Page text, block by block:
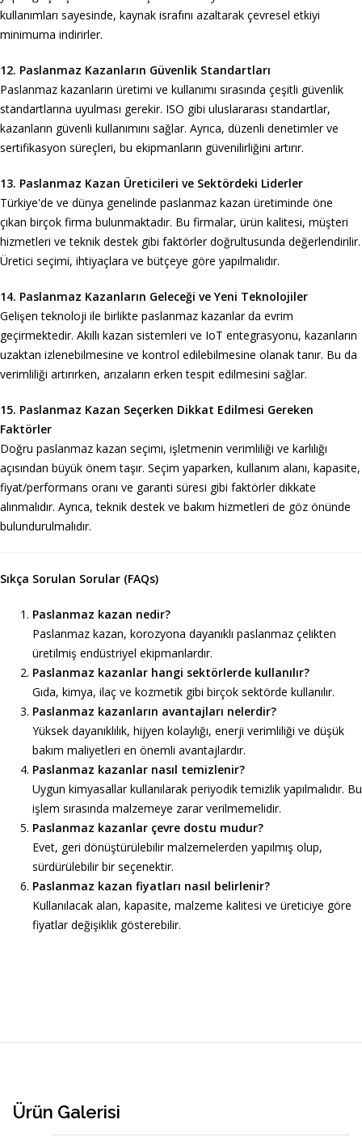
kullanımları sayesinde, kaynak israfını azaltarak çevresel etkiyi
minimuma indirirler.
12. Paslanmaz Kazanların Güvenlik Standartları
Paslanmaz kazanların üretimi ve kullanımı sırasında çeşitli güvenlik
standartlarına uyulması gerekir. ISO gibi uluslararası standartlar,
kazanların güvenli kullanımını sağlar. Ayrıca, düzenli denetimler ve
sertifikasyon süreçleri, bu ekipmanların güvenilirliğini artırır.
13. Paslanmaz Kazan Üreticileri ve Sektördeki Liderler
Türkiye'de ve dünya genelinde paslanmaz kazan üretiminde öne
çıkan birçok firma bulunmaktadır. Bu firmalar, ürün kalitesi, müşteri
hizmetleri ve teknik destek gibi faktörler doğrultusunda değerlendirilir.
Üretici seçimi, ihtiyaçlara ve bütçeye göre yapılmalıdır.
14. Paslanmaz Kazanların Geleceği ve Yeni Teknolojiler
Gelişen teknoloji ile birlikte paslanmaz kazanlar da evrim
geçirmektedir. Akıllı kazan sistemleri ve IoT entegrasyonu, kazanların
uzaktan izlenebilmesine ve kontrol edilebilmesine olanak tanır. Bu da
verimliliği artırırken, arızaların erken tespit edilmesini sağlar.
15. Paslanmaz Kazan Seçerken Dikkat Edilmesi Gereken
Faktörler
Doğru paslanmaz kazan seçimi, işletmenin verimliliği ve karlılığı
açısından büyük önem taşır. Seçim yaparken, kullanım alanı, kapasite,
fiyat/performans oranı ve garanti süresi gibi faktörler dikkate
alınmalıdır. Ayrıca, teknik destek ve bakım hizmetleri de göz önünde
bulundurulmalıdır.
Sıkça Sorulan Sorular (FAQs)
Paslanmaz kazan nedir?
Paslanmaz kazan, korozyona dayanıklı paslanmaz çelikten
üretilmiş endüstriyel ekipmanlardır.
Paslanmaz kazanlar hangi sektörlerde kullanılır?
Gıda, kimya, ilaç ve kozmetik gibi birçok sektörde kullanılır.
Paslanmaz kazanların avantajları nelerdir?
Yüksek dayanıklılık, hijyen kolaylığı, enerji verimliliği ve düşük
bakım maliyetleri en önemli avantajlardır.
Paslanmaz kazanlar nasıl temizlenir?
Uygun kimyasallar kullanılarak periyodik temizlik yapılmalıdır. Bu
işlem sırasında malzemeye zarar verilmemelidir.
Paslanmaz kazanlar çevre dostu mudur?
Evet, geri dönüştürülebilir malzemelerden yapılmış olup,
sürdürülebilir bir seçenektir.
Paslanmaz kazan fiyatları nasıl belirlenir?
Kullanılacak alan, kapasite, malzeme kalitesi ve üreticiye göre
fiyatlar değişiklik gösterebilir.
Ürün Galerisi